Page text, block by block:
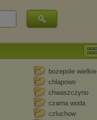
bozepole wielkie
chlapowo
chwaszczyno
czarna woda
czluchow